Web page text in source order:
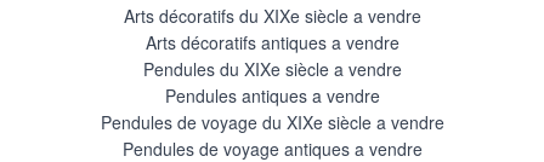
Arts décoratifs du XIXe siècle a vendre
Arts décoratifs antiques a vendre
Pendules du XIXe siècle a vendre
Pendules antiques a vendre
Pendules de voyage du XIXe siècle a vendre
Pendules de voyage antiques a vendre